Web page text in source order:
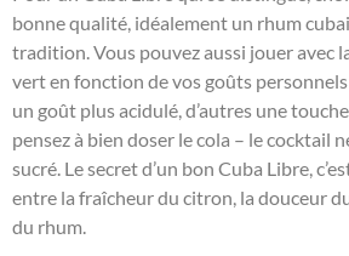
bonne qualité, idéalement un rhum
tradition. Vous pouvez aussi jouer avec
vert en fonction de vos goûts
un goût plus acidulé, d’autres une
pensez à bien doser le cola – le cocktail
sucré. Le secret d’un bon Cuba Libre,
entre la fraîcheur du citron, la douceur
du rhum.